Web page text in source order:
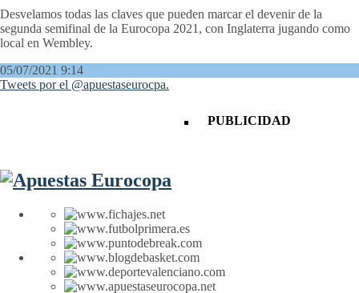
Desvelamos todas las claves que pueden marcar el devenir de la
segunda semifinal de la Eurocopa 2021, con Inglaterra jugando como
local en Wembley.
05/07/2021 9:14
Tweets por el @apuestaseurocpa.
PUBLICIDAD